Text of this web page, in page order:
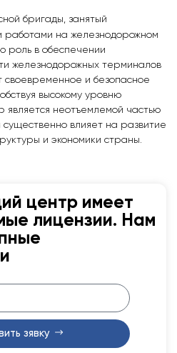
бригады, занятый
работами на железнодорожном
роль в обеспечении
железнодорожных терминалов
и безопасное
высокому уровню
является неотъемлемой частью
влияет на развитие
и экономики страны.
центр имеет
лицензии. Нам
зявку